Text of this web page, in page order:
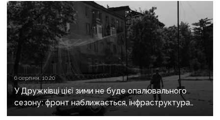
6 серпня, 10:20
У Дружківці цієї зими не буде опалювального
сезону: фронт наближається, інфраструктура
критично зруйнована